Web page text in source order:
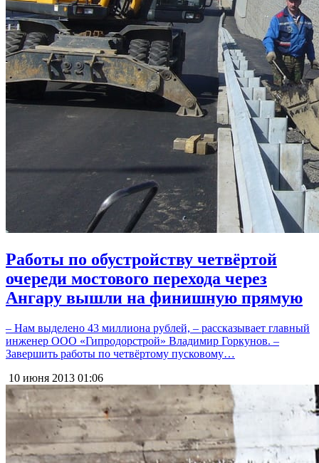
Работы по обустройству четвёртой
очереди мостового перехода через
Ангару вышли на финишную прямую
– Нам выделено 43 миллиона рублей, – рассказывает главный
инженер ООО «Гипродорстрой» Владимир Горкунов. –
Завершить работы по четвёртому пусковому…
10 июня 2013 01:06